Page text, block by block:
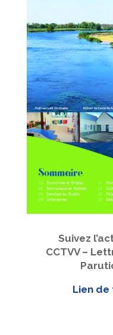
Suivez
CCTVV –
Lien